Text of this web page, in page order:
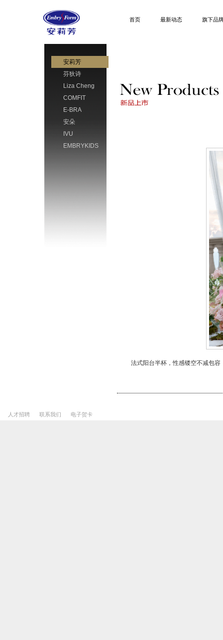
首页 最新动态 旗下品
安莉芳
芬狄诗
Liza Cheng
COMFIT
E-BRA
安朵
IVU
EMBRYKIDS
法式阳台半杯，性感镂空不减包
人才招聘 联系我们 电子贺卡